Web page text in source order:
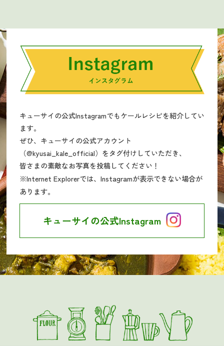
キューサイの公式Instagramでもケールレシピを紹介してい
ます。
ぜひ、キューサイの公式アカウント
（@kyusai_kale_official）をタグ付けしていただき、
皆さまの素敵なお写真を投稿してください！
※Internet Explorerでは、Instagramが表示できない場合が
あります。
キューサイの公式Instagram